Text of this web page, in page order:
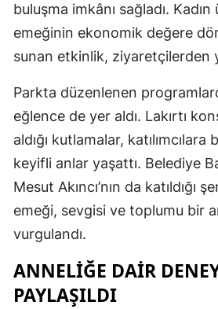
buluşma imkânı sağladı.
emeğinin ekonomik değere
sunan etkinlik, ziyaretçilerden
Parkta düzenlenen
eğlence de yer aldı. Lakırtı
aldığı kutlamalar, katılımcılara
keyifli anlar yaşattı. Belediye
Mesut Akıncı’nın da katıldığı
emeği, sevgisi ve toplumu bir
vurgulandı.
ANNELIĞE DAIR
PAYLAŞILDI